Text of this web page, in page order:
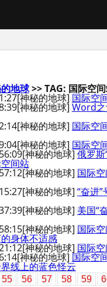
地球>> TAG: 国际空
[神秘的地球] 国际空
[神秘的地球] Word
[神秘的地球] 国际空
[神秘的地球] 国际空
[神秘的地球] 俄罗
间站
[神秘的地球] 国际
[神秘的地球] “奋进
[神秘的地球] 美国“
[神秘的地球] 国际
身体不适感
[神秘的地球] 国际
[神秘的地球] 国际空
线上的蓝色怪云
55 56 57 58 59